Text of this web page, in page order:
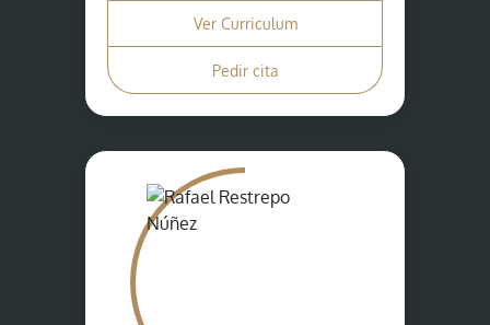
Ver Curriculum
Pedir cita